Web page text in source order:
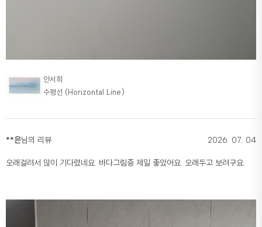
안서희
수평선 (Horizontal Line)
**은님의 리뷰 2026. 07. 04
오래걸려서 많이 기다렸네요. 바다그림중 제일 좋았어요. 오래두고 보려구요.